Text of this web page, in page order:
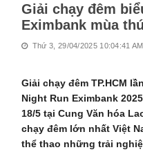
Giải chạy đêm
Eximbank mùa
Thứ 3, 29/04/2025 10:04:41 AM
Giải chạy đêm TP.HCM
Night Run Eximbank
18/5 tại Cung Văn hóa
chạy đêm lớn nhất Việt
thể thao những trải